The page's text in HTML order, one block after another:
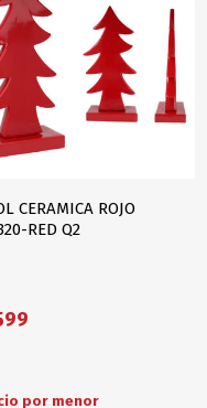
CERAMICA ROJO
RED Q2
por menor